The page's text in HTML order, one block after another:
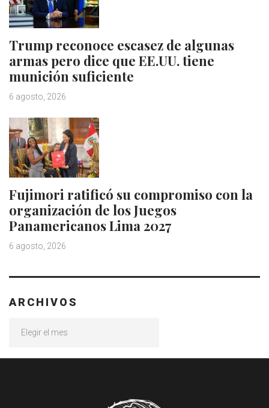
Trump reconoce escasez de algunas
armas pero dice que EE.UU. tiene
munición suficiente
6 agosto, 2026
Fujimori ratificó su compromiso con la
organización de los Juegos
Panamericanos Lima 2027
6 agosto, 2026
ARCHIVOS